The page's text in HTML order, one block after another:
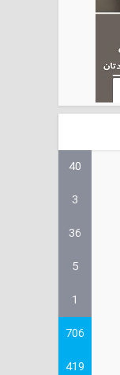
40
3
36
5
1
706
419